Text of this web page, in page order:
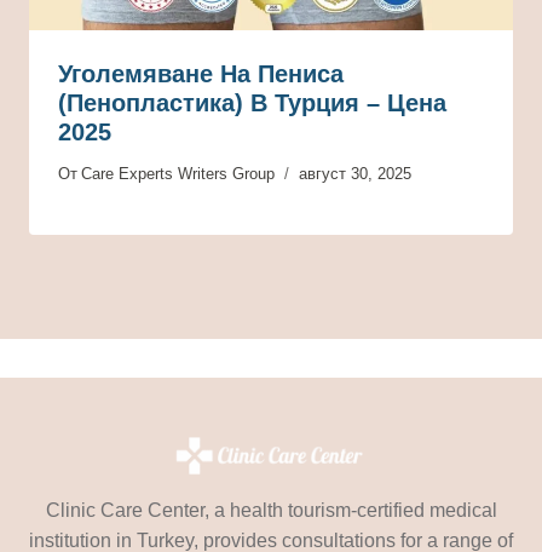
Уголемяване На Пениса
(пенопластика) В Турция – Цена
2025
От Care Experts Writers Group август 30, 2025
Clinic Care Center, a health tourism-certified medical
institution in Turkey, provides consultations for a range of